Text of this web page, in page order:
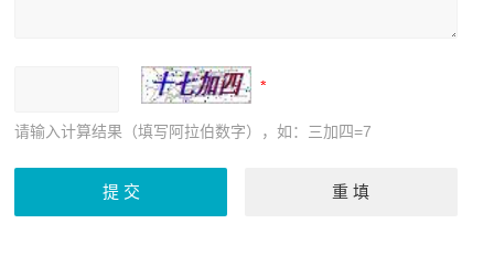
请输入计算结果（填写阿拉伯数字），如：三加四=7